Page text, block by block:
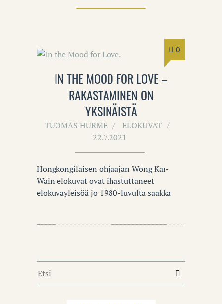
0
IN THE MOOD FOR LOVE –
RAKASTAMINEN ON
YKSINÄISTÄ
TUOMAS HURME
ELOKUVAT
22.7.2021
Hongkongilaisen ohjaajan Wong Kar-
Wain elokuvat ovat ihastuttaneet
elokuvayleisöä jo 1980-luvulta saakka